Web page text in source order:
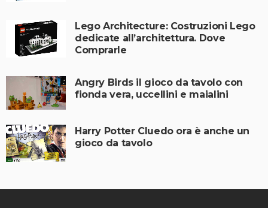
Lego Architecture: Costruzioni Lego
dedicate all’architettura. Dove
Comprarle
Angry Birds il gioco da tavolo con
fionda vera, uccellini e maialini
Harry Potter Cluedo ora è anche un
gioco da tavolo